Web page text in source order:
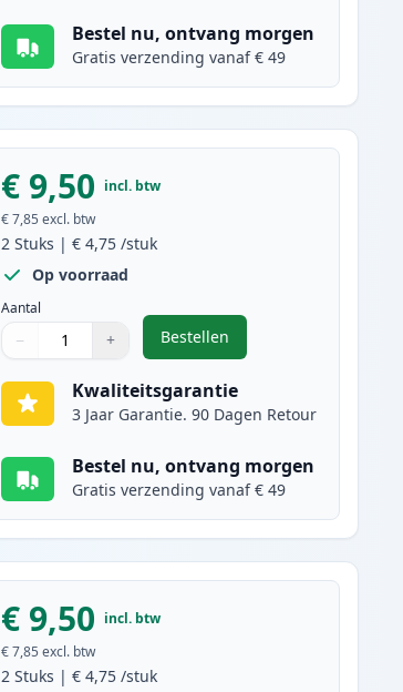
Bestel nu, ontvang morgen
Gratis verzending vanaf € 49
€ 9,50 incl. btw
€ 7,85 excl. btw
2 Stuks |€ 4,75 /stuk
Op voorraad
Aantal
Aantal
Gebruik de knoppen om aan te passen
− +
Aantal 1
Bestellen
,2 stuks Canon CLI-521C
Kwaliteitsgarantie
3 Jaar Garantie. 90 Dagen Retour
Bestel nu, ontvang morgen
Gratis verzending vanaf € 49
€ 9,50 incl. btw
€ 7,85 excl. btw
2 Stuks |€ 4,75 /stuk